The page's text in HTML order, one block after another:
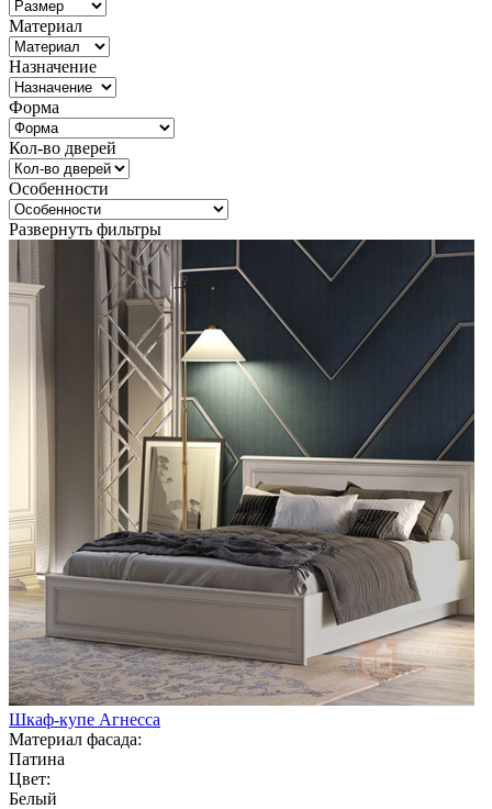
Материал
Назначение
Форма
Кол-во дверей
Особенности
Развернуть фильтры
Шкаф-купе Агнесса
Материал фасада:
Патина
Цвет:
Белый